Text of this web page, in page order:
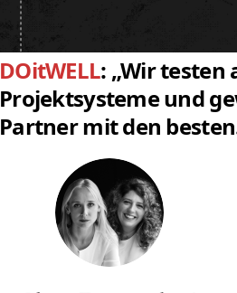
DOitWELL: „Wir testen
Projekt­systeme und
Partner mit den